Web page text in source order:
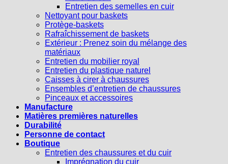
Entretien des semelles en cuir
Nettoyant pour baskets
Protège-baskets
Rafraîchissement de baskets
Extérieur : Prenez soin du mélange des
matériaux
Entretien du mobilier royal
Entretien du plastique naturel
Caisses à cirer à chaussures
Ensembles d’entretien de chaussures
Pinceaux et accessoires
Manufacture
Matières premières naturelles
Durabilité
Personne de contact
Boutique
Entretien des chaussures et du cuir
Imprégnation du cuir